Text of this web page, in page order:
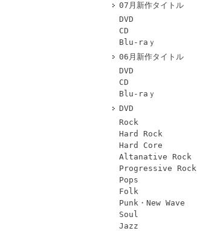
07月新作タイトル
DVD
CD
Blu-raｙ
06月新作タイトル
DVD
CD
Blu-raｙ
DVD
Rock
Hard Rock
Hard Core
Altanative Rock
Progressive Rock
Pops
Folk
Punk・New Wave
Soul
Jazz